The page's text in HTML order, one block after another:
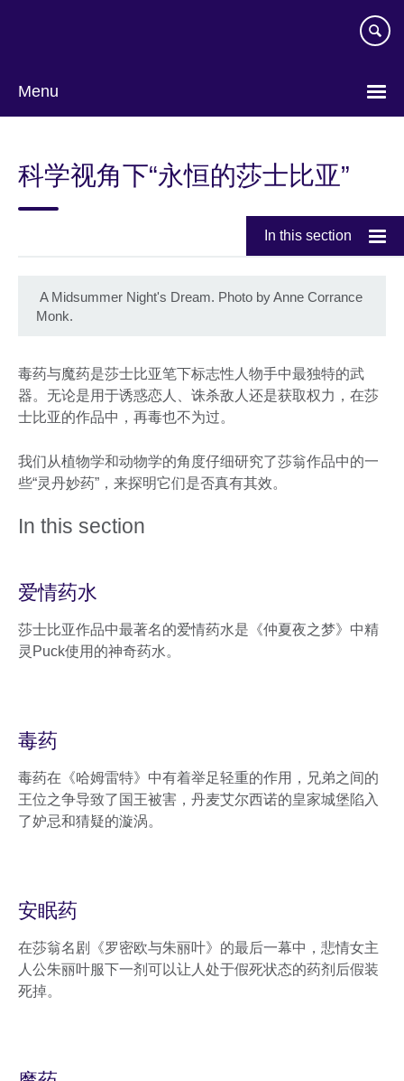
Menu
language
科学视角下“永恒的莎士比亚”
In this section
A Midsummer Night's Dream. Photo by Anne Corrance
Monk.
毒药与魔药是莎士比亚笔下标志性人物手中最独特的武
器。无论是用于诱惑恋人、诛杀敌人还是获取权力，在莎
士比亚的作品中，再毒也不为过。
我们从植物学和动物学的角度仔细研究了莎翁作品中的一
些“灵丹妙药”，来探明它们是否真有其效。
In this section
爱情药水
莎士比亚作品中最著名的爱情药水是《仲夏夜之梦》中精
灵Puck使用的神奇药水。
毒药
毒药在《哈姆雷特》中有着举足轻重的作用，兄弟之间的
王位之争导致了国王被害，丹麦艾尔西诺的皇家城堡陷入
了妒忌和猜疑的漩涡。
安眠药
在莎翁名剧《罗密欧与朱丽叶》的最后一幕中，悲情女主
人公朱丽叶服下一剂可以让人处于假死状态的药剂后假装
死掉。